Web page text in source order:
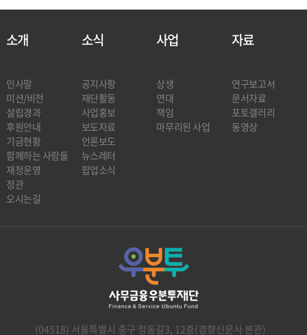
소개
인사말
미션/비전
설립경과
후원안내
기금현황
함께하는 사람들
재정운영
정관
오시는길
소식
공지사항
재단활동
사업홍보
보도자료
언론보도
뉴스레터
팝업소식
사업
상생
연대
책임
마무리된 사업
자료
연구보고서
문서자료
포토갤러리
동영상
(04518) 서울특별시 중구 정동길3, 12층(경향신문사 본관)